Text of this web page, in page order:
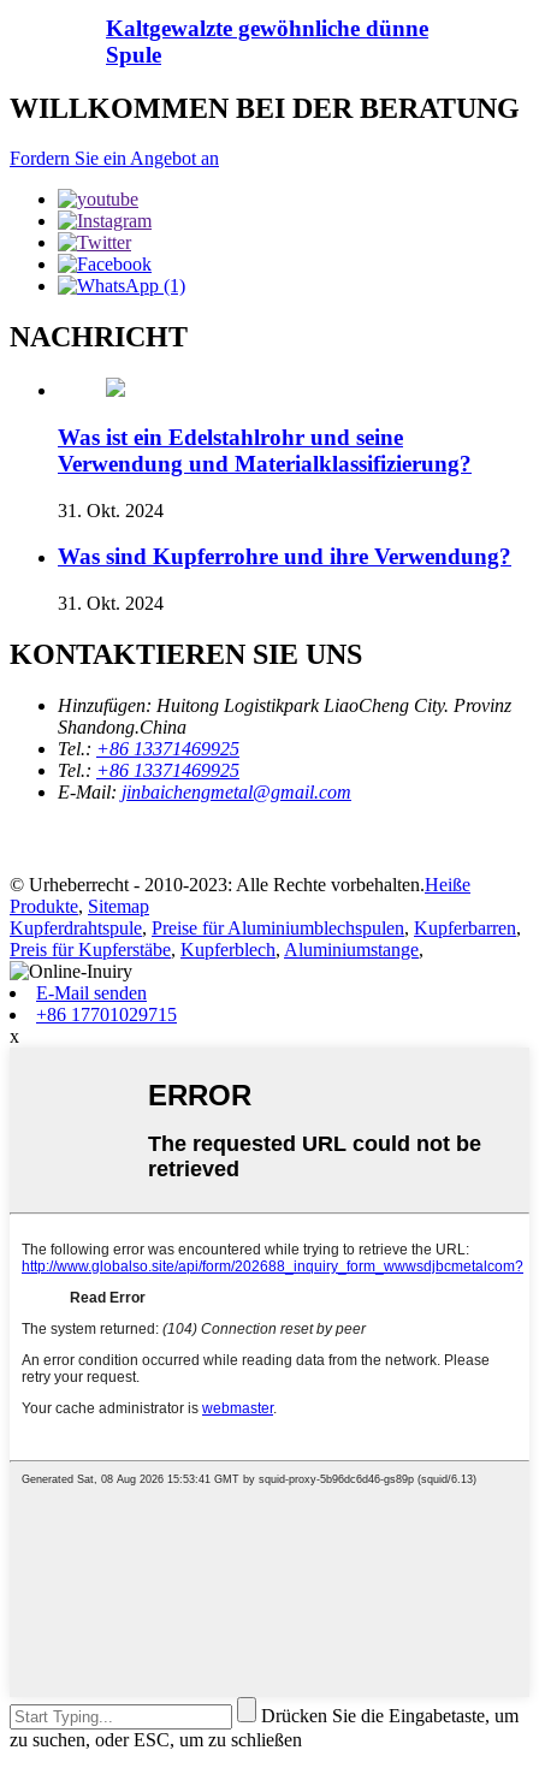
Kaltgewalzte gewöhnliche dünne
Spule
WILLKOMMEN BEI DER BERATUNG
Fordern Sie ein Angebot an
NACHRICHT
Was ist ein Edelstahlrohr und seine
Verwendung und Materialklassifizierung?
31. Okt. 2024
Was sind Kupferrohre und ihre Verwendung?
31. Okt. 2024
KONTAKTIEREN SIE UNS
Hinzufügen: Huitong Logistikpark LiaoCheng City. Provinz
Shandong.China
Tel.: +86 13371469925
Tel.: +86 13371469925
E-Mail: jinbaichengmetal@gmail.com
© Urheberrecht - 2010-2023: Alle Rechte vorbehalten.Heiße
Produkte, Sitemap
Kupferdrahtspule, Preise für Aluminiumblechspulen, Kupferbarren,
Preis für Kupferstäbe, Kupferblech, Aluminiumstange,
E-Mail senden
+86 17701029715
x
Drücken Sie die Eingabetaste, um
zu suchen, oder ESC, um zu schließen